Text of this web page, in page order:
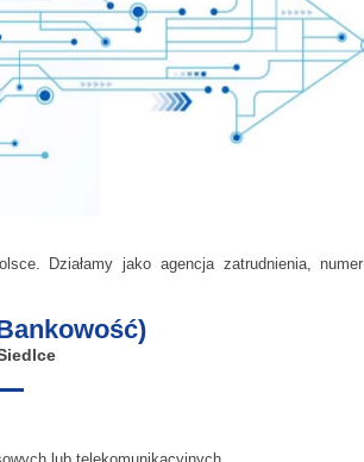
Działamy jako agencja zatrudnienia, numer